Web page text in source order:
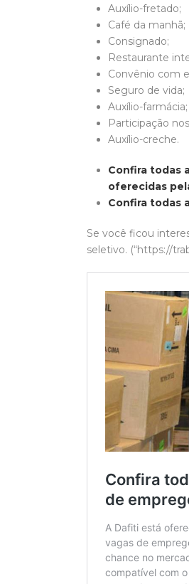
Auxílio-fretado;
Café da manhã;
Consignado;
Restaurante
Convênio com
Seguro de vida;
Auxílio-farmácia;
Participação
Auxílio-creche.
Confira todas
oferecidas
Confira todas
Se você ficou
seletivo. (“https://